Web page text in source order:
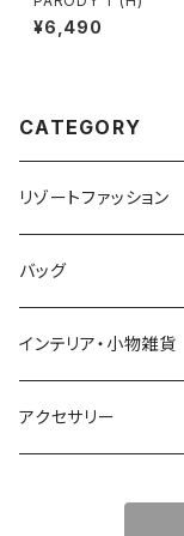
¥6,490
CATEGORY
リゾートファッション
トップス
ワンピース
オールインワン
バッグ
かごバッグ
ポーチ・クラッチ
インテリア・小物雑貨
アクセサリー